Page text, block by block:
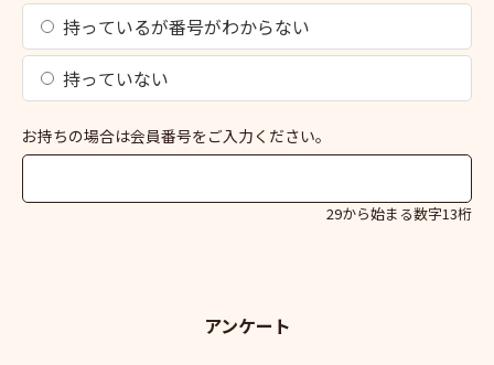
持っているが番号がわからない
持っていない
お持ちの場合は会員番号をご入力ください。
29から始まる数字13桁
アンケート